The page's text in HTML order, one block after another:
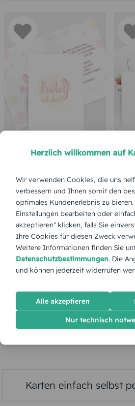
Herzlich willkommen auf
Wir verwenden Cookies, die uns
verbessern und Ihnen somit den
optimales Kundenerlebnis zu
Einstellungen bearbeiten oder
akzeptieren" klicken, falls Sie
Ihre Cookies für diesen Zweck
Weitere Informationen finden Sie
Datenschutzbestimmungen. Die
und können jederzeit widerrufen
Alle akzeptieren
Nur technisch